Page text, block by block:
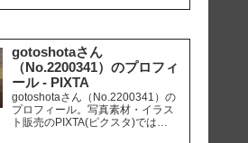
購入可能です。個人、商用を問わ
イヤリティフリー画像を、広報、
販促、社内資料作り、サイト運営
等にご活用ください。
gotoshotaさん
（No.2200341）のプロフィ
ール - PIXTA
gotoshotaさん（No.2200341）の
プロフィール。写真素材・イラス
ト販売のPIXTA(ピクスタ)では